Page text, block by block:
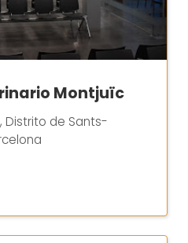
Montjuïc
Distrito de Sants-